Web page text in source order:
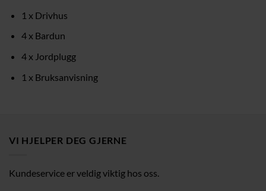
1 x Drivhus
4 x Bardun
4 x Jordplugg
1 x Bruksanvisning
VI HJELPER DEG GJERNE
Kundeservice er veldig viktig hos oss.